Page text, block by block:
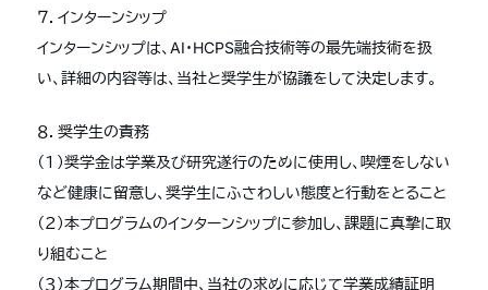
７．インターンシップ
インターンシップは、AI・HCPS融合技術等の最先端技術を扱
い、詳細の内容等は、当社と奨学生が協議をして決定します。
８．奨学生の責務
（１）奨学金は学業及び研究遂行のために使用し、喫煙をしない
など健康に留意し、奨学生にふさわしい態度と行動をとること
（２）本プログラムのインターンシップに参加し、課題に真摯に取
り組むこと
（３）本プログラム期間中、当社の求めに応じて学業成績証明